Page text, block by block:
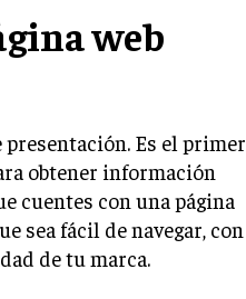
web
Es el primer
obtener información
cuentes con una página
sea fácil de navegar, con
de tu marca.